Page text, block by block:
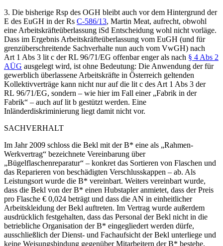
3. Die bisherige Rsp des OGH bleibt auch vor dem Hintergrund der
E des EuGH in der Rs C-586/13, Martin Meat, aufrecht, obwohl
eine Arbeitskräfteüberlassung iSd Entscheidung wohl nicht vorläge.
Dass im Ergebnis Arbeitskräfteüberlassung vom EuGH (und für
grenzüberschreitende Sachverhalte nun auch vom VwGH) nach
Art 1 Abs 3 lit c der RL 96/71/EG offenbar enger als nach § 4 Abs 2
AÜG ausgelegt wird, ist ohne Bedeutung: Die Anwendung der für
gewerblich überlassene Arbeitskräfte in Österreich geltenden
Kollektivverträge kann nicht nur auf die lit c des Art 1 Abs 3 der
RL 96/71/EG, sondern – wie hier im Fall einer „Fabrik in der
Fabrik“ – auch auf lit b gestützt werden. Eine
Inländerdiskriminierung liegt damit nicht vor.
SACHVERHALT
Im Jahr 2009 schloss die Bekl mit der B* eine als „Rahmen-
Werkvertrag“ bezeichnete Vereinbarung über
„Bügelflaschenreparatur“ – konkret das Sortieren von Flaschen und
das Reparieren von beschädigten Verschlusskappen – ab. Als
Leistungsort wurde die B* vereinbart. Weiters vereinbart wurde,
dass die Bekl von der B* einen Hubstapler anmietet, dass der Preis
pro Flasche € 0,024 beträgt und dass die AN in einheitlicher
Arbeitskleidung der Bekl auftreten. Im Vertrag wurde außerdem
ausdrücklich festgehalten, dass das Personal der Bekl nicht in die
betriebliche Organisation der B* eingegliedert werden dürfe,
ausschließlich der Dienst- und Fachaufsicht der Bekl unterliege und
keine Weisungsbindung gegenüber Mitarbeitern der B* bestehe.